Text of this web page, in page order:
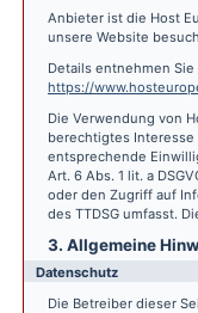
Anbieter ist die Host
unsere Website
Details entnehmen
https://
Die Verwendung von
berechtigtes
entsprechende
Art. 6 Abs. 1 lit. a
oder den Zugriff auf
des TTDSG umfasst.
3. Allgemeine
Datenschutz
Die Betreiber dieser